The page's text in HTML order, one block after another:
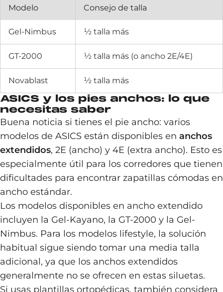
Modelo Consejo de talla
Gel-Nimbus ½ talla más
GT-2000 ½ talla más (o ancho 2E/4E)
Novablast ½ talla más
ASICS y los pies anchos: lo que
necesitas saber
Buena noticia si tienes el pie ancho: varios
modelos de ASICS están disponibles en anchos
extendidos, 2E (ancho) y 4E (extra ancho). Esto es
especialmente útil para los corredores que tienen
dificultades para encontrar zapatillas cómodas en
ancho estándar.
Los modelos disponibles en ancho extendido
incluyen la Gel-Kayano, la GT-2000 y la Gel-
Nimbus. Para los modelos lifestyle, la solución
habitual sigue siendo tomar una media talla
adicional, ya que los anchos extendidos
generalmente no se ofrecen en estas siluetas.
Si usas plantillas ortopédicas, también considera